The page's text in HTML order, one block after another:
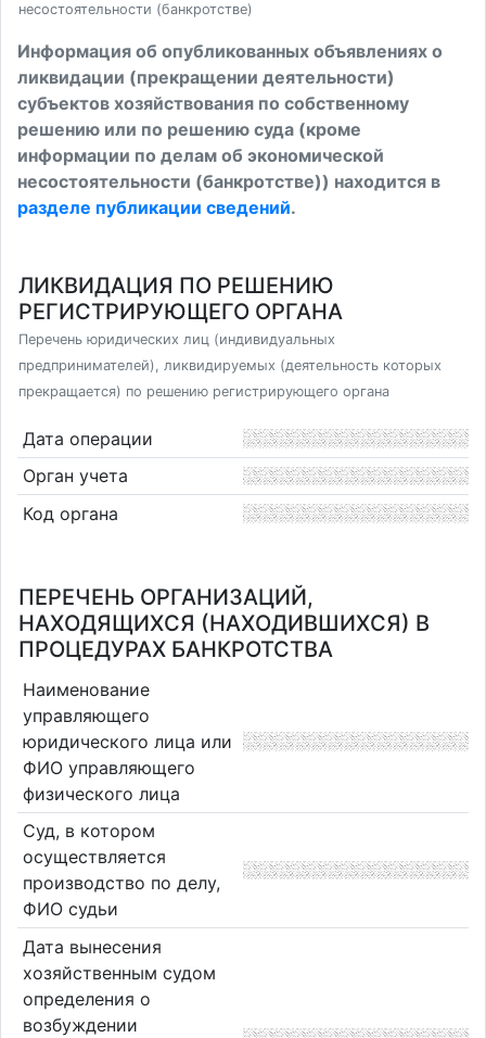
несостоятельности (банкротстве)
Информация об опубликованных объявлениях о
ликвидации (прекращении деятельности)
субъектов хозяйствования по собственному
решению или по решению суда (кроме
информации по делам об экономической
несостоятельности (банкротстве)) находится в
разделе публикации сведений.
ЛИКВИДАЦИЯ ПО РЕШЕНИЮ
РЕГИСТРИРУЮЩЕГО ОРГАНА
Перечень юридических лиц (индивидуальных
предпринимателей), ликвидируемых (деятельность которых
прекращается) по решению регистрирующего органа
Дата операции
Орган учета
Код органа
ПЕРЕЧЕНЬ ОРГАНИЗАЦИЙ,
НАХОДЯЩИХСЯ (НАХОДИВШИХСЯ) В
ПРОЦЕДУРАХ БАНКРОТСТВА
Наименование
управляющего
юридического лица или
ФИО управляющего
физического лица
Суд, в котором
осуществляется
производство по делу,
ФИО судьи
Дата вынесения
хозяйственным судом
определения о
возбуждении